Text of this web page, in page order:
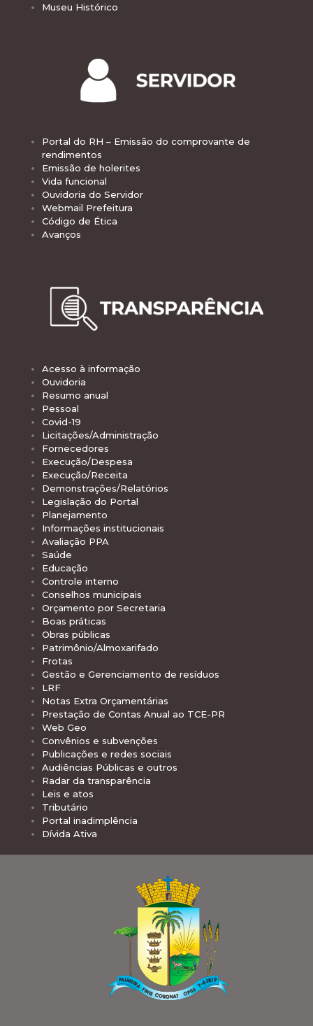
Museu Histórico
Portal do RH – Emissão do comprovante de
rendimentos
Emissão de holerites
Vida funcional
Ouvidoria do Servidor
Webmail Prefeitura
Código de Ética
Avanços
Acesso à informação
Ouvidoria
Resumo anual
Pessoal
Covid-19
Licitações/Administração
Fornecedores
Execução/Despesa
Execução/Receita
Demonstrações/Relatórios
Legislação do Portal
Planejamento
Informações institucionais
Avaliação PPA
Saúde
Educação
Controle interno
Conselhos municipais
Orçamento por Secretaria
Boas práticas
Obras públicas
Patrimônio/Almoxarifado
Frotas
Gestão e Gerenciamento de resíduos
LRF
Notas Extra Orçamentárias
Prestação de Contas Anual ao TCE-PR
Web Geo
Convênios e subvenções
Publicações e redes sociais
Audiências Públicas e outros
Radar da transparência
Leis e atos
Tributário
Portal inadimplência
Dívida Ativa